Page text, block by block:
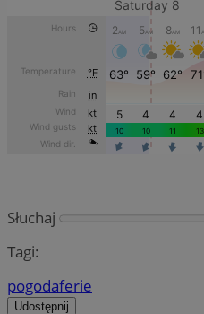
Słuchaj
Tagi:
pogodaferie
Udostępnij